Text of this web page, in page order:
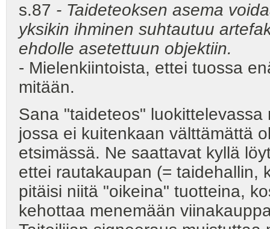
s.87 - Taideteoksen asema
yksikin ihminen suhtautuu
ehdolle asetettuun objektiin.
- Mielenkiintoista, ettei tuossa
mitään.
Sana "taideteos"
jossa ei kuitenkaan välttämättä
etsimässä. Ne saattavat kyllä
ettei rautakaupan (= taidehallin,
pitäisi niitä "oikeina" tuotteina,
kehottaa menemään